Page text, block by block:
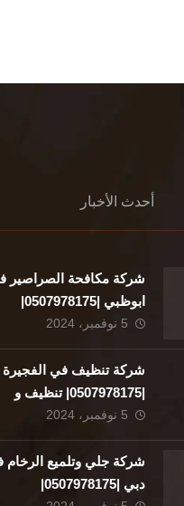
أحدث الأخبار
شركة مكافحة الصراصير
ابوظبي |0507978175|
5 نوفمبر، 2024
شركة تنظيف في الفجيرة
|0507978175| تنظيف و
تطهير
5 نوفمبر، 2024
شركة جلي وتلميع الرخام
دبي |0507978175|